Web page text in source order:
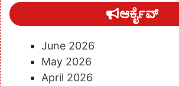
ಆರ್ಕೈವ್
June 2026
May 2026
April 2026